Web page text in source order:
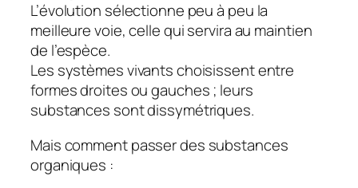
L’évolution sélectionne peu à peu la
meilleure voie, celle qui servira au maintien
de l’espèce.
Les systèmes vivants choisissent entre
formes droites ou gauches ; leurs
substances sont dissymétriques.
Mais comment passer des substances
organiques :